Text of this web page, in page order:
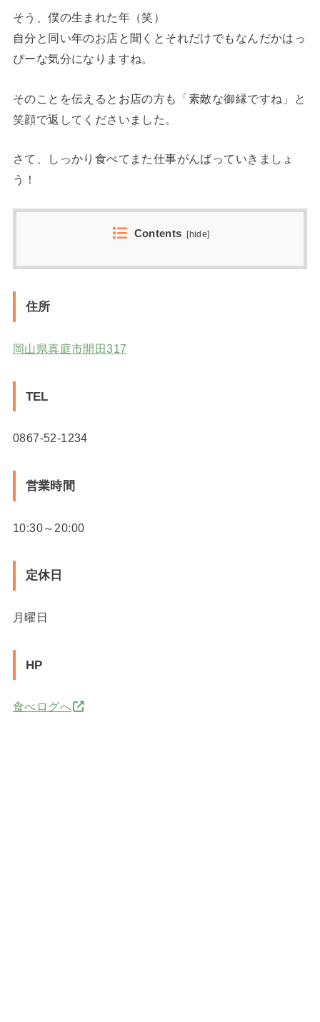
そう、僕の生まれた年（笑）
自分と同い年のお店と聞くとそれだけでもなんだかはっ
ぴーな気分になりますね。
そのことを伝えるとお店の方も「素敵な御縁ですね」と
笑顔で返してくださいました。
さて、しっかり食べてまた仕事がんばっていきましょ
う！
Contents [hide]
住所
岡山県真庭市開田317
TEL
0867-52-1234
営業時間
10:30～20:00
定休日
月曜日
HP
食べログへ